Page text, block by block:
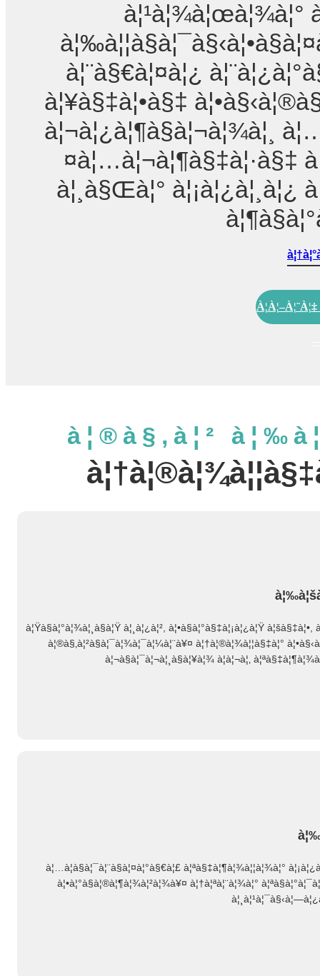
à¦¹à¦¾à¦œà¦¾à¦°
à¦¨à§€à¦¤à¦¿
à¦¥à§‡à¦•à§‡
à¦¬à¦¿à¦¶à§à¦¬à¦¾à¦¸
¤à¦…à¦¬à¦¶à§‡à¦·à§‡
à¦¸à§Œà¦° à¦¡à¦¿à¦¸à¦¿
à¦®à§‚à¦²
à¦Ÿà§à¦°à¦¾à¦¸à§à¦Ÿ à¦¸à¦¿à¦², à¦•à§à¦°à§‡à¦¡à¦¿à¦Ÿ à¦šà§‡à¦•,
à¦®à§‚à¦²à§à¦¯à¦¾à¦¯à¦¼à¦¨à¥¤ à¦†à¦®à¦¾à¦¦à§‡à¦°
à¦¬à§à¦¯à¦¬à¦¸à§à¦¥à¦¾ à¦à¦¬à¦‚
à¦…à¦­à§à¦¯à¦¨à§à¦¤à¦°à§€à¦£ à¦ªà§‡à¦¶à¦¾à¦¦à¦¾à¦°
à¦•à¦°à§à¦®à¦¶à¦¾à¦²à¦¾à¥¤ à¦†à¦ªà¦¨à¦¾à¦°